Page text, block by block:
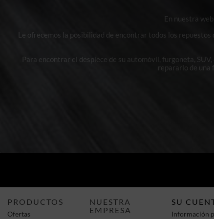
En nuestra
Le ofrecemos la posibilidad de encontrar todos los
Para encontrar el despiece de su automóvil, furgoneta,
repararlo de una
PRODUCTOS
Ofertas
NUESTRA
EMPRESA
SU
Información